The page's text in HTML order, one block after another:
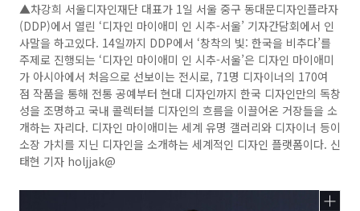
▲차강희 서울디자인재단 대표가 1일 서울 중구 동대문디자인플라자
(DDP)에서 열린 ‘디자인 마이애미 인 시추-서울’ 기자간담회에서 인
사말을 하고있다. 14일까지 DDP에서 ‘창착의 빛: 한국을 비추다’를
주제로 진행되는 ‘디자인 마이애미 인 시추-서울’은 디자인 마이애미
가 아시아에서 처음으로 선보이는 전시로, 71명 디자이너의 170여
점 작품을 통해 전통 공예부터 현대 디자인까지 한국 디자인만의 독창
성을 조명하고 국내 콜렉터블 디자인의 흐름을 이끌어온 거장들을 소
개하는 자리다. 디자인 마이애미는 세계 유명 갤러리와 디자이너 등이
소장 가치를 지닌 디자인을 소개하는 세계적인 디자인 플랫폼이다. 신
태현 기자 holjjak@